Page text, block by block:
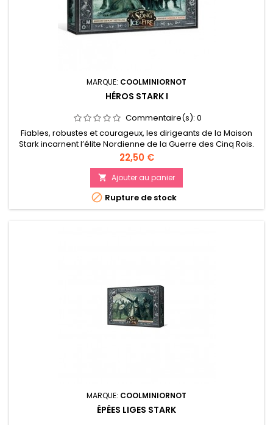
MARQUE: COOLMINIORNOT
HÉROS STARK I
Commentaire(s): 0
Fiables, robustes et courageux, les dirigeants de la Maison
Stark incarnent l’élite Nordienne de la Guerre des Cinq Rois.
Prix
22,50 €
 Ajouter au panier
 Rupture de stock
MARQUE: COOLMINIORNOT
ÉPÉES LIGES STARK